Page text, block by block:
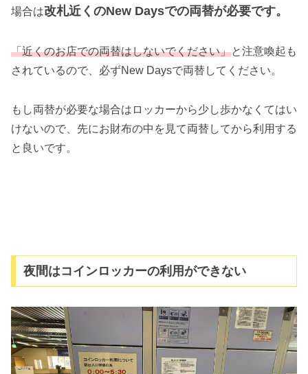
場合は改札近くのNew Daysでの両替が必要です。
「近くのお店での両替はしないでください」と注意喚起も
されているので、必ずNew Daysで両替してください。
もし両替が必要な場合はロッカーから少し歩かなくてはい
けないので、先にお財布の中を見て両替してから利用する
と良いです。
夜間はコインロッカーの利用ができない